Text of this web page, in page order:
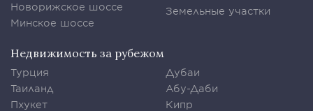
Новорижское шоссе
Минское шоссе
Земельные участки
Недвижимость за рубежом
Турция
Таиланд
Пхукет
Дубаи
Абу-Даби
Кипр